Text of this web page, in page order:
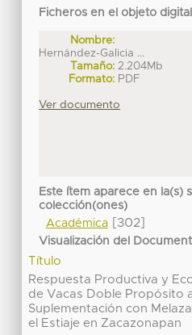
Ficheros en el objeto digital
Nombre:
Hernández-Galicia ...
Tamaño: 2.204Mb
Formato: PDF
Ver documento
Este ítem aparece en la(s)
colección(ones)
Académica[302]
Visualización del
Título
Respuesta Productiva y
de Vacas Doble Propósito
Suplementación con
el Estiaje en Zacazonapan